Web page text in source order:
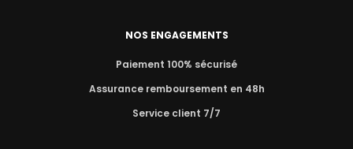
NOS ENGAGEMENTS
Paiement 100% sécurisé
Assurance remboursement en 48h
Service client 7/7